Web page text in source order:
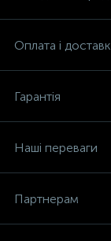
Оплата і
Гарантія
Наші переваги
Партнерам